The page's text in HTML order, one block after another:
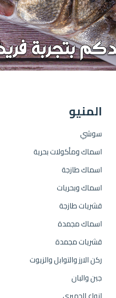
المنيو
سوشي
اسماك ومأكولات بحرية
اسماك طازجة
اسماك وبحريات
قشريات طازجة
اسماك مجمدة
قشريات مجمدة
ركن الارز والتوابل والزيوت
جبن والبان